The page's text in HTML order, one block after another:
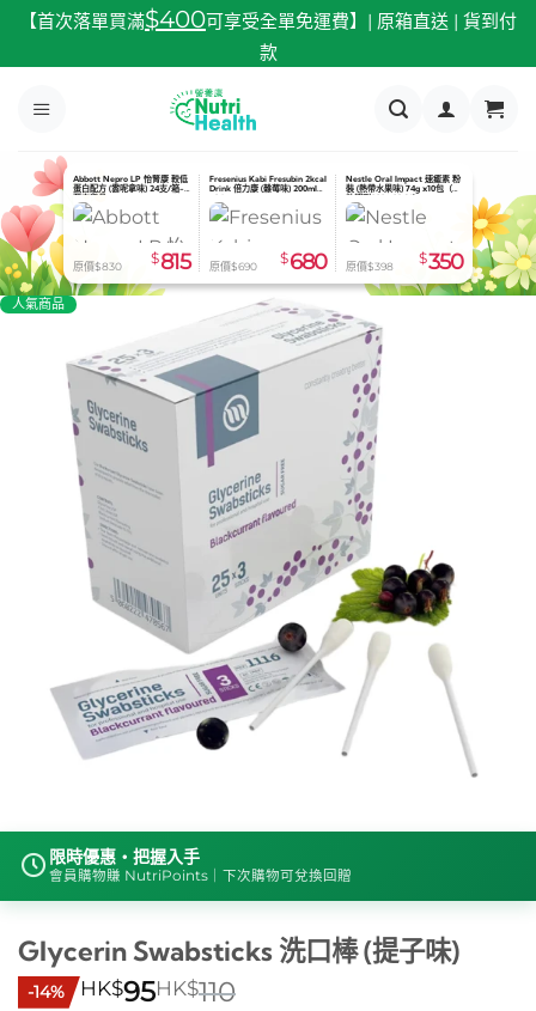
內
【首次落單買滿$400可享受全單免運費】| 原箱直送 | 貨到付
款
Abbott Nepro LP 怡腎康 較低
蛋白配方 (雲呢拿味) 24支/箱-
預定貨品
原價$830 $ 815
Fresenius Kabi Fresubin 2kcal
Drink 倍力康 (雜莓味) 200ml
x24
原價$690 $680
Nestle Oral Impact 速癒素 粉
裝 (熱帶水果味) 74g x10包（有
效期到2026.08.31）
原價$398 $350
人氣商品
限時優惠・把握入手
會員購物賺 NutriPoints｜下次購物可兌換回贈
Glycerin Swabsticks 洗口棒 (提子味)
-14% HK$95HK$110